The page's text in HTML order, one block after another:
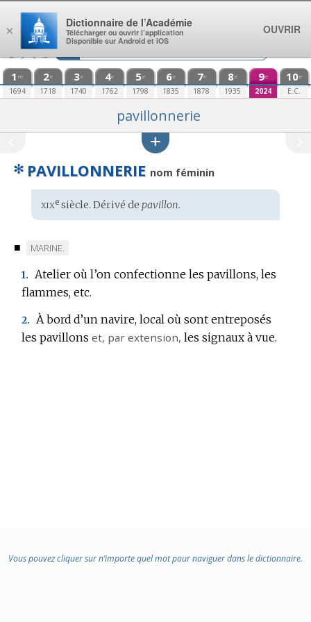
Aller au contenu
1 re
1694
2e
1718
3e
1740
4e
1762
5e
1798
6e
1835
7e
1878
8e
1935
9e
2024
10e
E.C.
pavillonnerie
✻ PAVILLONNERIE nom féminin
Étymologie
:
xixesiècle. Dérivé de pavillon.
■
MARQUE
DOMAINE
:
MARINE.
1. Atelier où l’on confectionne les pavillons, les
flammes, etc.
2.
À bord d’un navire, local où sont entreposés
les pavillons et, par extension, les signaux à vue.
Vous pouvez cliquer sur n’importe quel mot pour naviguer dans le dictionnaire.
×
Dictionnaire de l’Académie
Télécharger ou ouvrir l’application
Disponible sur Android et iOS
OUVRIR